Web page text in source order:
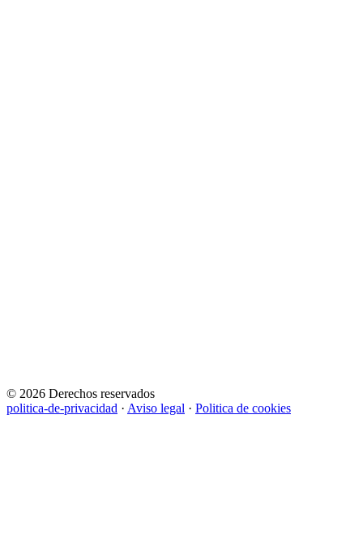
© 2026 Derechos reservados
politica-de-privacidad · Aviso legal · Politica de cookies